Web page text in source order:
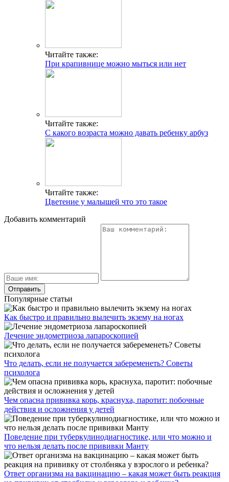
Читайте также:
При крапивнице можно мыться или нет
Читайте также:
С какого возраста можно давать ребенку арбуз
Читайте также:
Цветение у малышей что это такое
Добавить комментарий
Популярные статьи
Как быстро и правильно вылечить экзему на ногах
Лечение эндометриоза лапароскопией
Что делать, если не получается забеременеть? Советы
психолога
Чем опасна прививка корь, краснуха, паротит: побочные
действия и осложнения у детей
Поведение при туберкулинодиагностике, или что можно и
что нельзя делать после прививки Манту
Ответ организма на вакцинацию – какая может быть реакция